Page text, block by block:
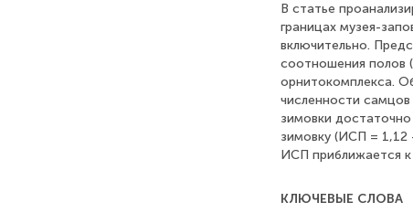
В статье
границах музея-
включительно.
соотношения полов
орнитокомплекса.
численности
зимовки
зимовку (ИСП = 1,12
ИСП приближается к
КЛЮЧЕВЫЕ СЛОВА